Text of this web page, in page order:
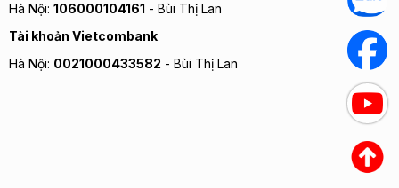
Recommended amplifier
power
Peak SPL
Hà Nội: 106000104161 - Bùi Thị Lan
Tài khoản Vietcombank
Hà Nội: 0021000433582 - Bùi Thị Lan